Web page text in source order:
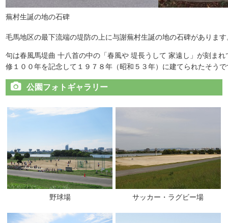
蕪村生誕の地の石碑
毛馬地区の最下流端の堤防の上に与謝蕪村生誕の地の石碑があります
句は春風馬堤曲 十八首の中の「春風や 堤長うして 家遠し」が刻ま
修１００年を記念して１９７８年（昭和５３年）に建てられたそう
公園フォトギャラリー
野球場 サッカー・ラグビー場